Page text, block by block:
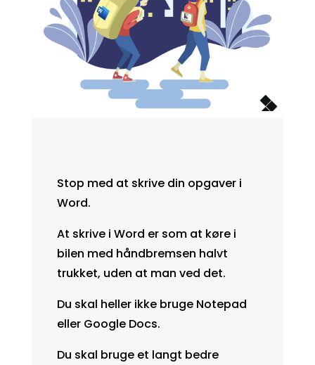
Stop med at skrive din opgaver i
Word.
At skrive i Word er som at køre i
bilen med håndbremsen halvt
trukket, uden at man ved det.
Du skal heller ikke bruge Notepad
eller Google Docs.
Du skal bruge et langt bedre